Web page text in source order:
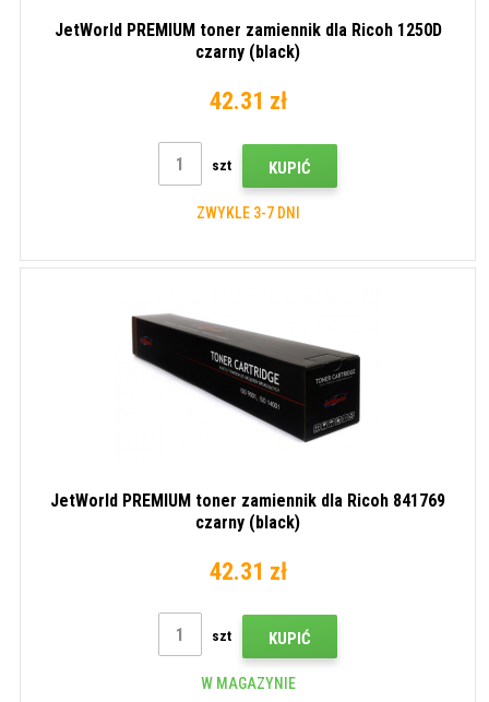
JetWorld PREMIUM toner zamiennik dla Ricoh 1250D
czarny (black)
42.31 zł
szt KUPIĆ
ZWYKLE 3-7 DNI
JetWorld PREMIUM toner zamiennik dla Ricoh 841769
czarny (black)
42.31 zł
szt KUPIĆ
W MAGAZYNIE